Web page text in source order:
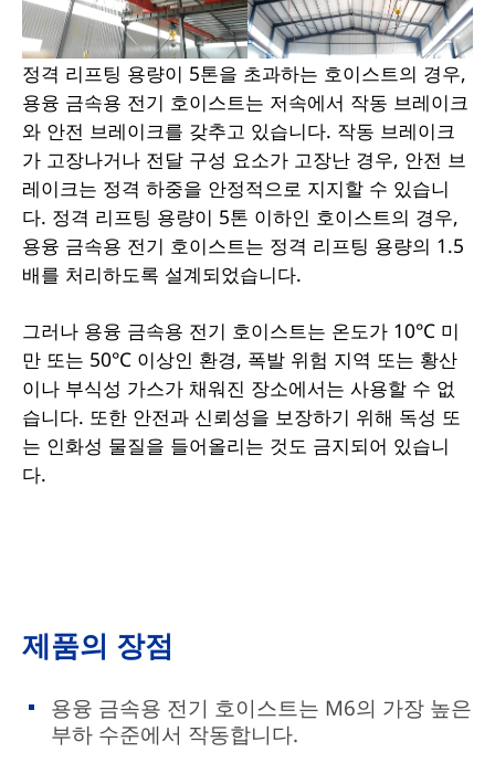
정격 리프팅 용량이 5톤을 초과하는 호이스트의 경우,
용융 금속용 전기 호이스트는 저속에서 작동 브레이크
와 안전 브레이크를 갖추고 있습니다. 작동 브레이크
가 고장나거나 전달 구성 요소가 고장난 경우, 안전 브
레이크는 정격 하중을 안정적으로 지지할 수 있습니
다. 정격 리프팅 용량이 5톤 이하인 호이스트의 경우,
용융 금속용 전기 호이스트는 정격 리프팅 용량의 1.5
배를 처리하도록 설계되었습니다.
그러나 용융 금속용 전기 호이스트는 온도가 10°C 미
만 또는 50°C 이상인 환경, 폭발 위험 지역 또는 황산
이나 부식성 가스가 채워진 장소에서는 사용할 수 없
습니다. 또한 안전과 신뢰성을 보장하기 위해 독성 또
는 인화성 물질을 들어올리는 것도 금지되어 있습니
다.
제품의 장점
용융 금속용 전기 호이스트는 M6의 가장 높은
부하 수준에서 작동합니다.